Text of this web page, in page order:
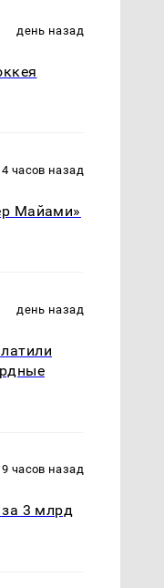
день назад
часов назад
Майами»
день назад
9 часов назад
за 3 млрд